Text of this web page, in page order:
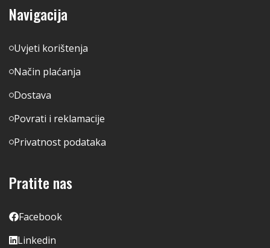
Navigacija
Uvjeti korištenja
Način plaćanja
Dostava
Povrati i reklamacije
Privatnost podataka
Pratite nas
Facebook
Linkedin